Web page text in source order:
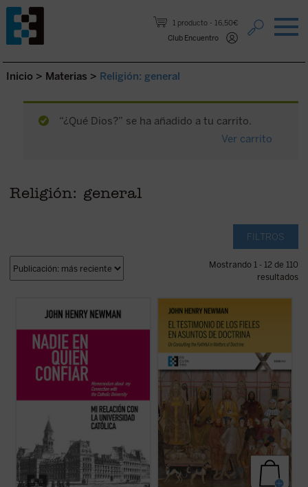
1 producto
16,50€
Club Encuentro
Saltar al contenido.
Inicio > Materias > Religión: general
“¿Qué Dios?” se ha añadido a tu carrito.
Ver carrito
Religión: general
FILTROS
Mostrando 1 - 12 de 110
resultados
Este libro recupera el memorando
definitivo redactado por Newman en 1873
lamentable fracaso. El autor desgrana sus
constantes desencuentros con el
arzobispo Paul Cullen y la jerarquía
(ver ficha)
El testimonio de los fieles en asuntos de
significativos de John Henry Newman en
su etapa católica. Publicado en 1859 en la
revistaThe Rambler, aborda una cuestión
decisiva en la vida de la ...(ver ficha)